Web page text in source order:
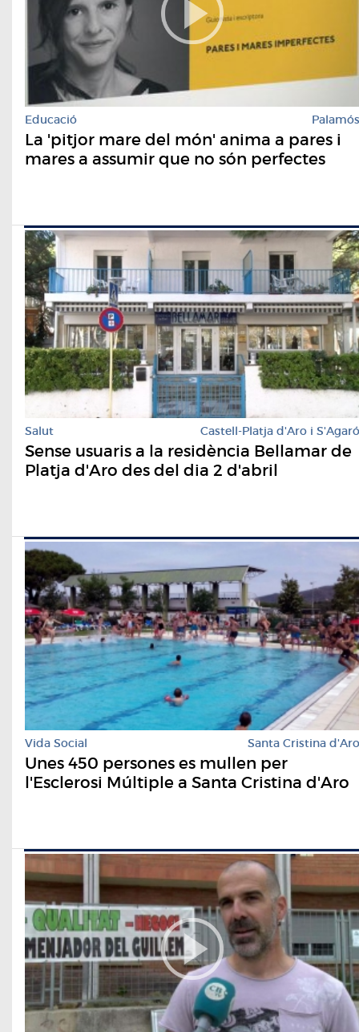
Educació Palamós
La 'pitjor mare del món' anima a pares i
mares a assumir que no són perfectes
Salut Castell-Platja d'Aro i S'Agaró
Sense usuaris a la residència Bellamar de
Platja d'Aro des del dia 2 d'abril
Vida Social Santa Cristina d'Aro
Unes 450 persones es mullen per
l'Esclerosi Múltiple a Santa Cristina d'Aro